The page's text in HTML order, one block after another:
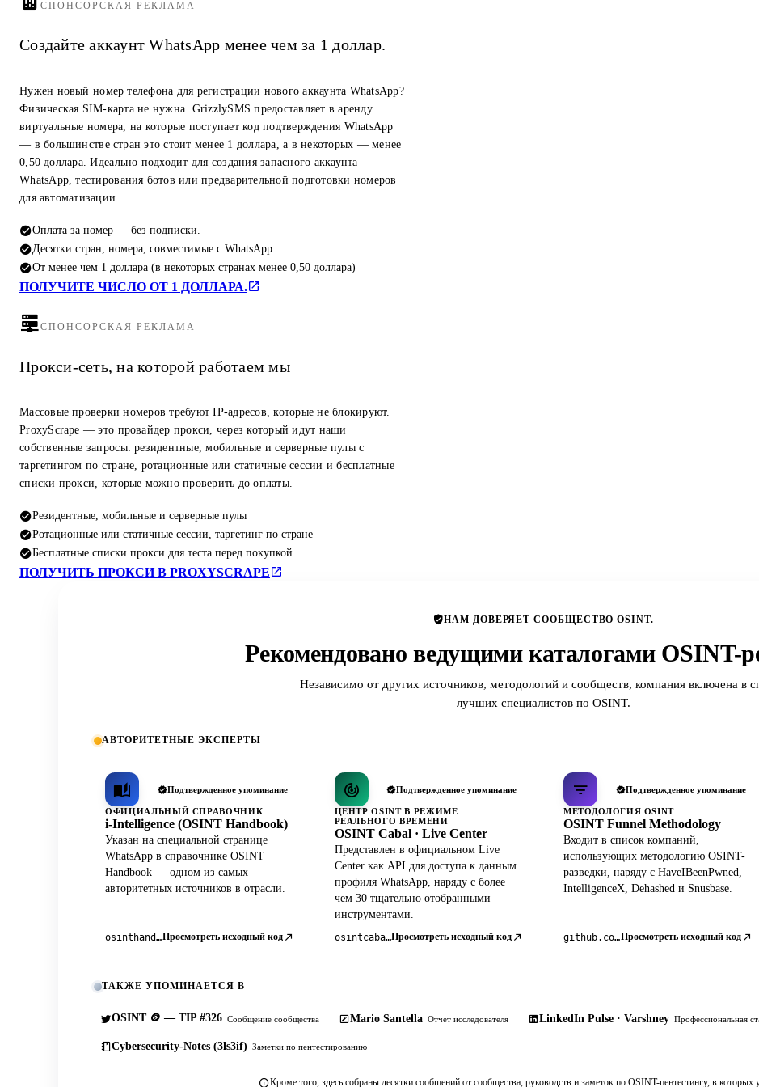
СПОНСОРСКАЯ РЕКЛАМА
Создайте аккаунт WhatsApp менее чем за 1 доллар.
Нужен новый номер телефона для регистрации нового аккаунта WhatsApp?
Физическая SIM-карта не нужна. GrizzlySMS предоставляет в аренду
виртуальные номера, на которые поступает код подтверждения WhatsApp
— в большинстве стран это стоит менее 1 доллара, а в некоторых — менее
0,50 доллара. Идеально подходит для создания запасного аккаунта
WhatsApp, тестирования ботов или предварительной подготовки номеров
для автоматизации.
Оплата за номер — без подписки.
Десятки стран, номера, совместимые с WhatsApp.
От менее чем 1 доллара (в некоторых странах менее 0,50 доллара)
ПОЛУЧИТЕ ЧИСЛО ОТ 1 ДОЛЛАРА.
СПОНСОРСКАЯ РЕКЛАМА
Прокси-сеть, на которой работаем мы
Массовые проверки номеров требуют IP-адресов, которые не блокируют.
ProxyScrape — это провайдер прокси, через который идут наши
собственные запросы: резидентные, мобильные и серверные пулы с
таргетингом по стране, ротационные или статичные сессии и бесплатные
списки прокси, которые можно проверить до оплаты.
Резидентные, мобильные и серверные пулы
Ротационные или статичные сессии, таргетинг по стране
Бесплатные списки прокси для теста перед покупкой
ПОЛУЧИТЬ ПРОКСИ В PROXYSCRAPE
НАМ ДОВЕРЯЕТ СООБЩЕСТВО OSINT.
Рекомендовано ведущими каталогами OSINT-
Независимо от других источников, методологий и сообществ, компания включена в
лучших специалистов по OSINT.
АВТОРИТЕТНЫЕ ЭКСПЕРТЫ
Подтвержденное упоминание
ОФИЦИАЛЬНЫЙ СПРАВОЧНИК
i-Intelligence (OSINT Handbook)
Указан на специальной странице
WhatsApp в справочнике OSINT
Handbook — одном из самых
авторитетных источников в отрасли.
osinthandbook.comПросмотреть исходный код
Подтвержденное упоминание
ЦЕНТР OSINT В РЕЖИМЕ
РЕАЛЬНОГО ВРЕМЕНИ
OSINT Cabal · Live Center
Представлен в официальном Live
Center как API для доступа к данным
профиля WhatsApp, наряду с более
чем 30 тщательно отобранными
инструментами.
osintcabal.orgПросмотреть исходный код
Подтвержденное упоминание
МЕТОДОЛОГИЯ OSINT
OSINT Funnel Methodology
Входит в список компаний,
использующих методологию OSINT-
разведки, наряду с HaveIBeenPwned,
IntelligenceX, Dehashed и Snusbase.
github.com/pdudotdev/ofmПросмотреть исходный код
ТАКЖЕ УПОМИНАЕТСЯ В
OSINT 🪙 — TIP #326 Сообщение сообщества Mario Santella Отчет исследователя LinkedIn Pulse · Varshney Профессиональная
Cybersecurity-Notes (3ls3if) Заметки по пентестированию
Кроме того, здесь собраны десятки сообщений от сообщества, руководств и заметок по OSINT-пентестингу, в которых